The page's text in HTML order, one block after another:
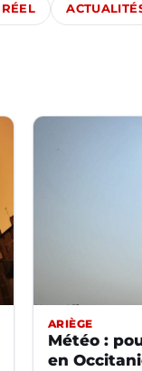
ARIÈGE
Météo :
en